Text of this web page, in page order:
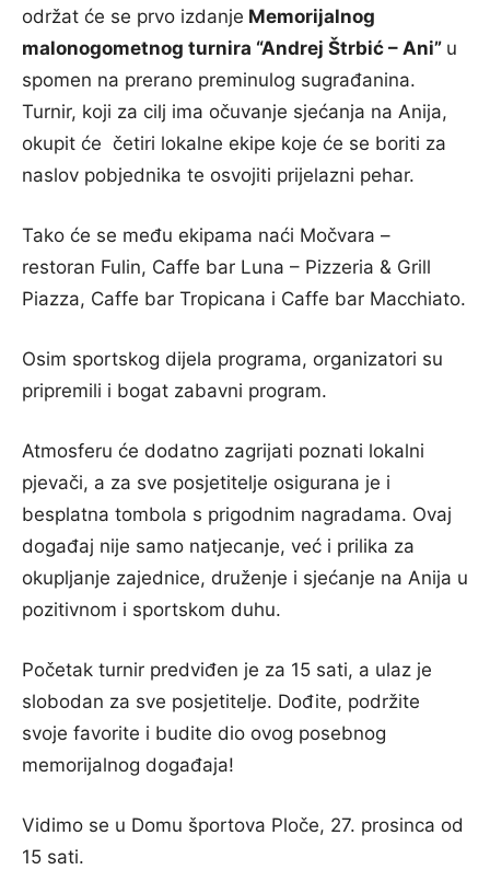
održat će se prvo izdanje Memorijalnog
malonogometnog turnira “Andrej Štrbić – Ani” u
spomen na prerano preminulog sugrađanina.
Turnir, koji za cilj ima očuvanje sjećanja na Anija,
okupit će četiri lokalne ekipe koje će se boriti za
naslov pobjednika te osvojiti prijelazni pehar.
Tako će se među ekipama naći Močvara –
restoran Fulin, Caffe bar Luna – Pizzeria & Grill
Piazza, Caffe bar Tropicana i Caffe bar Macchiato.
Osim sportskog dijela programa, organizatori su
pripremili i bogat zabavni program.
Atmosferu će dodatno zagrijati poznati lokalni
pjevači, a za sve posjetitelje osigurana je i
besplatna tombola s prigodnim nagradama. Ovaj
događaj nije samo natjecanje, već i prilika za
okupljanje zajednice, druženje i sjećanje na Anija u
pozitivnom i sportskom duhu.
Početak turnir predviđen je za 15 sati, a ulaz je
slobodan za sve posjetitelje. Dođite, podržite
svoje favorite i budite dio ovog posebnog
memorijalnog događaja!
Vidimo se u Domu športova Ploče, 27. prosinca od
15 sati.